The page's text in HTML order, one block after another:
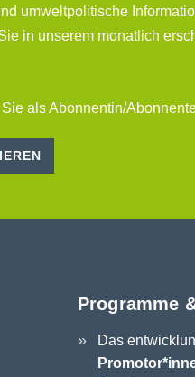
umweltpolitische
in unserem monatlich
als Abonnentin/
Programme
Das